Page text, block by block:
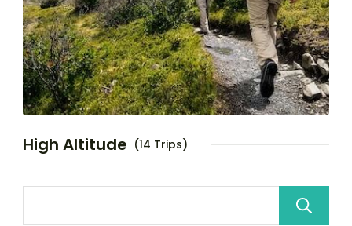
High Altitude (14 Trips)